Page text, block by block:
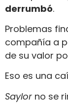
derrumbó.
Problemas
compañía a
de su valor
Eso es una
Saylor no se